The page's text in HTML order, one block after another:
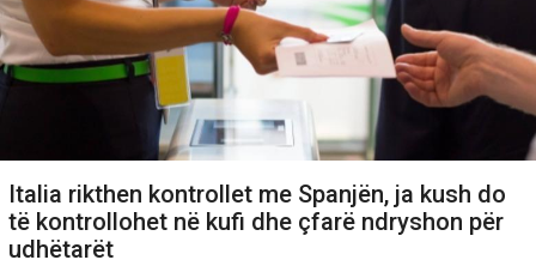
Italia rikthen kontrollet me Spanjën, ja kush do
të kontrollohet në kufi dhe çfarë ndryshon për
udhëtarët